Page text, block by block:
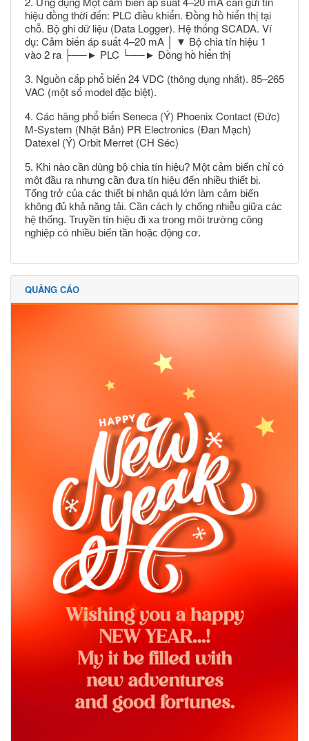
hiệu đồng thời đến: PLC điều khiển. Đồng hồ hiển thị tại
chỗ. Bộ ghi dữ liệu (Data Logger). Hệ thống SCADA. Ví
dụ: Cảm biến áp suất 4–20 mA │ ▼ Bộ chia tín hiệu 1
vào 2 ra ├──► PLC └──► Đồng hồ hiển thị
3. Nguồn cấp phổ biến 24 VDC (thông dụng nhất). 85–265
VAC (một số model đặc biệt).
4. Các hãng phổ biến Seneca (Ý) Phoenix Contact (Đức)
M-System (Nhật Bản) PR Electronics (Đan Mạch)
Datexel (Ý) Orbit Merret (CH Séc)
5. Khi nào cần dùng bộ chia tín hiệu? Một cảm biến chỉ có
một đầu ra nhưng cần đưa tín hiệu đến nhiều thiết bị.
Tổng trở của các thiết bị nhận quá lớn làm cảm biến
không đủ khả năng tải. Cần cách ly chống nhiễu giữa các
hệ thống. Truyền tín hiệu đi xa trong môi trường công
nghiệp có nhiều biến tần hoặc động cơ.
QUẢNG CÁO